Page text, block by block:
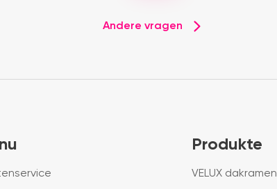
Andere vragen
Produkte
VELUX dakramen